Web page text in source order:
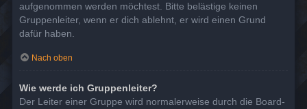
aufgenommen werden möchtest. Bitte belästige keinen
Gruppenleiter, wenn er dich ablehnt, er wird einen Grund
dafür haben.
Nach oben
Wie werde ich Gruppenleiter?
Der Leiter einer Gruppe wird normalerweise durch die Board-